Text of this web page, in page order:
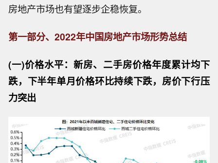
房地产市场也有望逐步企稳恢复。
第一部分、2022年中国房地产市场形势总结
(一)价格水平：新房、二手房价格年度累计均下
跌，下半年单月价格环比持续下跌，房价下行压
力突出